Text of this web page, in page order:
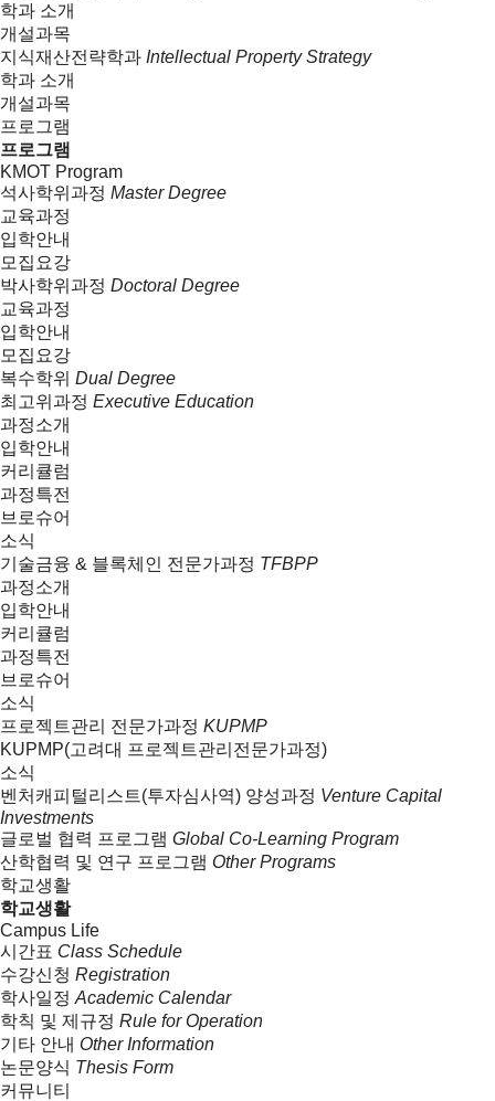
학과 소개
개설과목
지식재산전략학과 Intellectual Property Strategy
학과 소개
개설과목
프로그램
프로그램
KMOT Program
석사학위과정 Master Degree
교육과정
입학안내
모집요강
박사학위과정 Doctoral Degree
교육과정
입학안내
모집요강
복수학위 Dual Degree
최고위과정 Executive Education
과정소개
입학안내
커리큘럼
과정특전
브로슈어
소식
기술금융 & 블록체인 전문가과정 TFBPP
과정소개
입학안내
커리큘럼
과정특전
브로슈어
소식
프로젝트관리 전문가과정 KUPMP
KUPMP(고려대 프로젝트관리전문가과정)
소식
벤처캐피털리스트(투자심사역) 양성과정 Venture Capital
Investments
글로벌 협력 프로그램 Global Co-Learning Program
산학협력 및 연구 프로그램 Other Programs
학교생활
학교생활
Campus Life
시간표 Class Schedule
수강신청 Registration
학사일정 Academic Calendar
학칙 및 제규정 Rule for Operation
기타 안내 Other Information
논문양식 Thesis Form
커뮤니티